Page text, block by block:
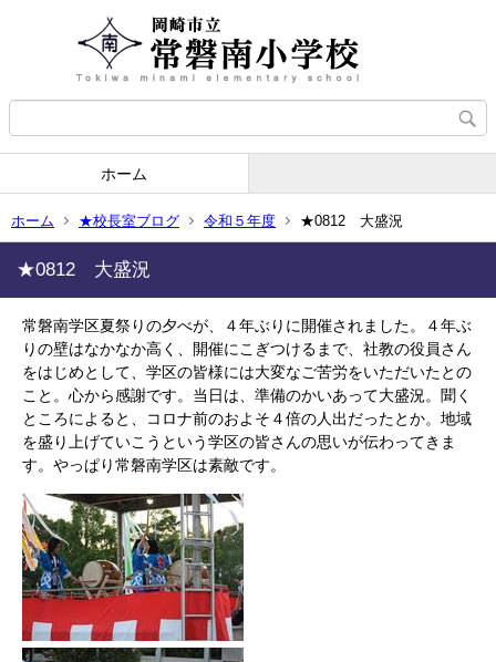
ホーム
ホーム ★校長室ブログ 令和５年度 ★0812 大盛況
★0812 大盛況
常磐南学区夏祭りの夕べが、４年ぶりに開催されました。４年ぶ
りの壁はなかなか高く、開催にこぎつけるまで、社教の役員さん
をはじめとして、学区の皆様には大変なご苦労をいただいたとの
こと。心から感謝です。当日は、準備のかいあって大盛況。聞く
ところによると、コロナ前のおよそ４倍の人出だったとか。地域
を盛り上げていこうという学区の皆さんの思いが伝わってきま
す。やっぱり常磐南学区は素敵です。